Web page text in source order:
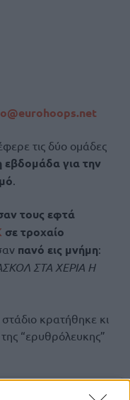
τις δύο ομάδες
εβδομάδα για την
.
τους εφτά
σε τροχαίο
πανό εις μνήμη:
ΣΤΑ ΧΕΡΙΑ Η
κρατήθηκε κι
“ερυθρόλευκης”